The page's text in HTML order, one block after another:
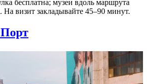
бесплатна; музеи вдоль маршрута
На визит закладывайте 45–90 минут.